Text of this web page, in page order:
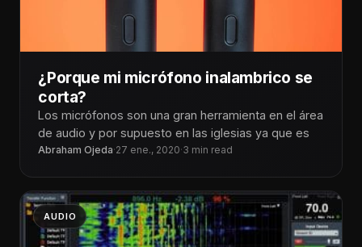
¿Porque mi micrófono inalambrico se
corta?
Los micrófonos son una gran herramienta en el área
de audio y por supuesto en las iglesias ya que es
Abraham Ojeda·27 ene., 2020·3 min read
AUDIO